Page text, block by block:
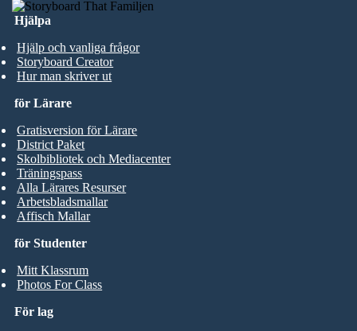
Hjälpa
Hjälp och vanliga frågor
Storyboard Creator
Hur man skriver ut
för Studenter
Mitt Klassrum
Photos For Class
för Lärare
Gratisversion för Lärare
District Paket
Skolbibliotek och Mediacenter
Träningspass
Alla Lärares Resurser
Arbetsbladsmallar
Affisch Mallar
För lag